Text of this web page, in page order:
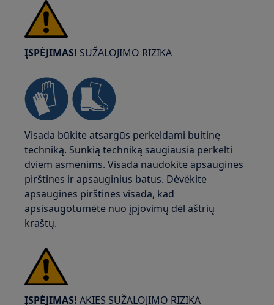
ĮSPĖJIMAS! SUŽALOJIMO RIZIKA
Visada būkite atsargūs perkeldami buitinę
techniką. Sunkią techniką saugiausia perkelti
dviem asmenims. Visada naudokite apsaugines
pirštines ir apsauginius batus. Dėvėkite
apsaugines pirštines visada, kad
apsisaugotumėte nuo įpjovimų dėl aštrių
kraštų.
ĮSPĖJIMAS! AKIES SUŽALOJIMO RIZIKA